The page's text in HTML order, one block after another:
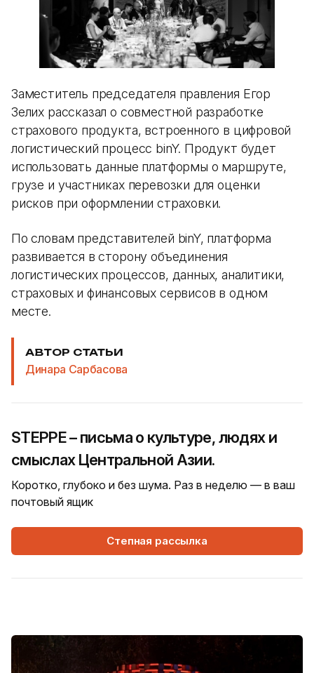
Заместитель председателя правления Егор
Зелих рассказал о совместной разработке
страхового продукта, встроенного в цифровой
логистический процесс binY. Продукт будет
использовать данные платформы о маршруте,
грузе и участниках перевозки для оценки
рисков при оформлении страховки.
По словам представителей binY, платформа
развивается в сторону объединения
логистических процессов, данных, аналитики,
страховых и финансовых сервисов в одном
месте.
АВТОР СТАТЬИ
Динара Сарбасова
STEPPE – письма о культуре, людях и
смыслах Центральной Азии.
Коротко, глубоко и без шума. Раз в неделю — в ваш
почтовый ящик
Степная рассылка